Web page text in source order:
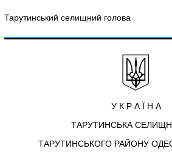
Тарутинський селищний
У К Р А Ї Н А
ТАРУТИНСЬКА
ТАРУТИНСЬКОГО РАЙОНУ